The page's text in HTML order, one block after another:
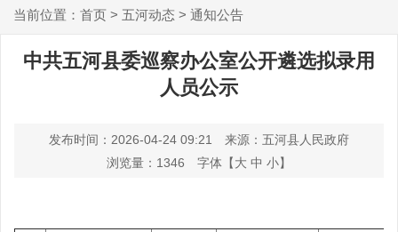
当前位置： 首页 > 五河动态 > 通知公告
中共五河县委巡察办公室公开遴选拟录用
人员公示
发布时间：2026-04-24 09:21
来源：五河县人民政府
浏览量： 1346 字体【大 中 小】